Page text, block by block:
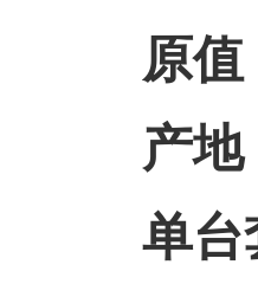
原值
产地
单台